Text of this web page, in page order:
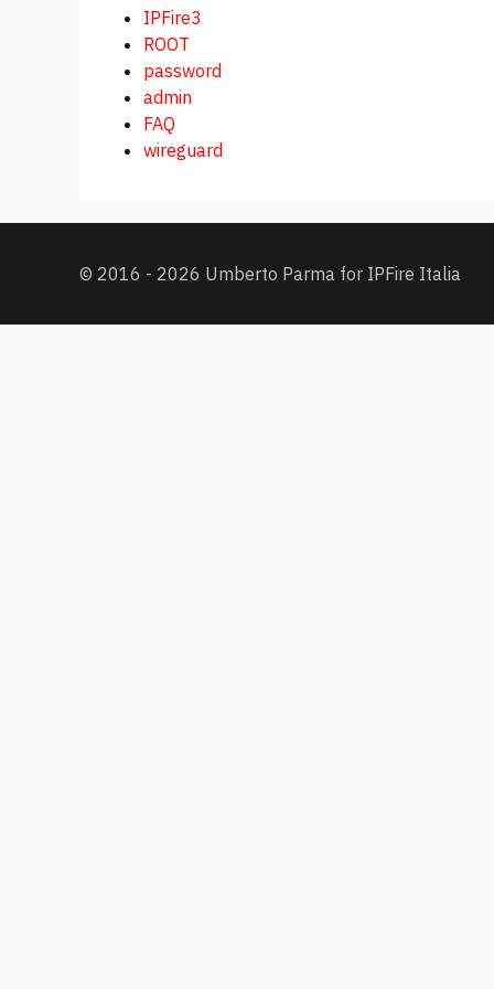
IPFire3
ROOT
password
admin
FAQ
wireguard
© 2016 - 2026 Umberto Parma for IPFire Italia